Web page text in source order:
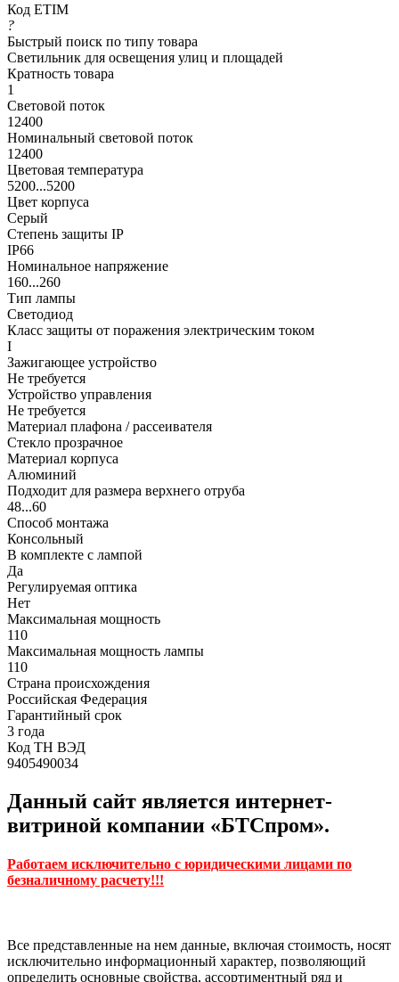
Код ETIM
?
Быстрый поиск по типу товара
Светильник для освещения улиц и площадей
Кратность товара
1
Световой поток
12400
Номинальный световой поток
12400
Цветовая температура
5200...5200
Цвет корпуса
Серый
Степень защиты IP
IP66
Номинальное напряжение
160...260
Тип лампы
Светодиод
Класс защиты от поражения электрическим током
I
Зажигающее устройство
Не требуется
Устройство управления
Не требуется
Материал плафона / рассеивателя
Стекло прозрачное
Материал корпуса
Алюминий
Подходит для размера верхнего отруба
48...60
Способ монтажа
Консольный
В комплекте с лампой
Да
Регулируемая оптика
Нет
Максимальная мощность
110
Максимальная мощность лампы
110
Страна происхождения
Российская Федерация
Гарантийный срок
3 года
Код ТН ВЭД
9405490034
Данный сайт является интернет-
витриной компании «БТСпром».
Работаем исключительно с юридическими лицами по
безналичному расчету!!!
Все представленные на нем данные, включая стоимость, носят
исключительно информационный характер, позволяющий
определить основные свойства, ассортиментный ряд и